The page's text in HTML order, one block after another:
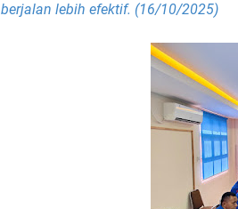
LPA Mataram.
Kapolda NTB
Kapolda NTB
Kapolda NTB
Polda NTB Perkuat
berjalan lebih efektif. (16/10/2025)